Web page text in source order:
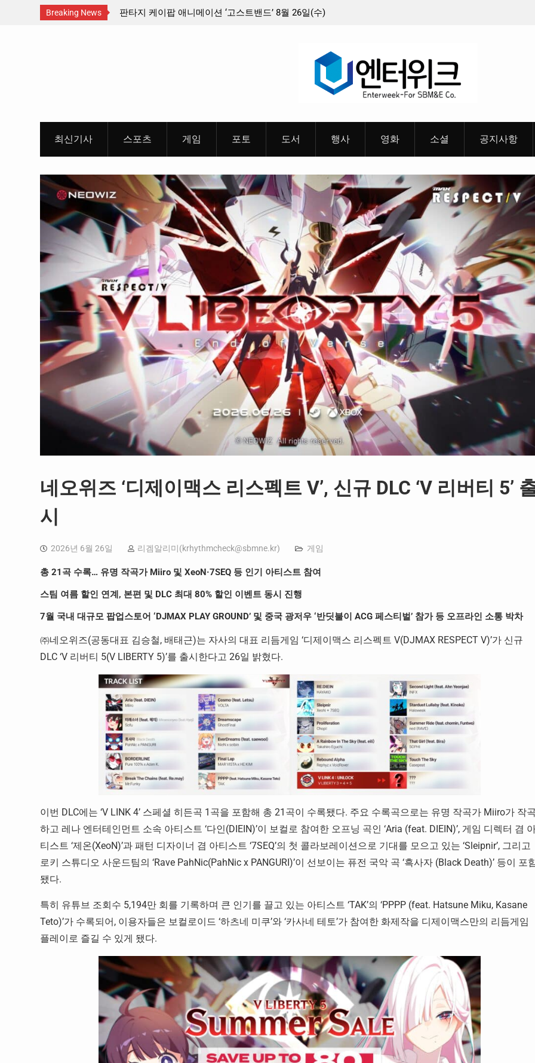
Breaking News
스트밴드’ 8월 26일(수)
충청 청소년이 만든 U대회 홍보 영상…최종 6편 선정
최신기사 스포츠 게임 포토 도서 행사 영화 소셜 공지사항
네오위즈 ‘디제이맥스 리스펙트 V’, 신규 DLC ‘V 리버티 5’
시
2026년 6월 26일 리겜알리미(krhythmcheck@sbmne.kr) 게임
총 21곡 수록… 유명 작곡가 Miiro 및 XeoN·7SEQ 등 인기 아티스트 참여
스팀 여름 할인 연계, 본편 및 DLC 최대 80% 할인 이벤트 동시 진행
7월 국내 대규모 팝업스토어 ‘DJMAX PLAY GROUND’ 및 중국 광저우 ‘반딧불이 ACG 페스티벌’ 참가 등 오프라인 소통 박차
㈜네오위즈(공동대표 김승철, 배태근)는 자사의 대표 리듬게임 ‘디제이맥스 리스펙트 V(DJMAX RESPECT V)’가 신규
DLC ‘V 리버티 5(V LIBERTY 5)’를 출시한다고 26일 밝혔다.
이번 DLC에는 ‘V LINK 4’ 스페셜 히든곡 1곡을 포함해 총 21곡이 수록됐다. 주요 수록곡으로는 유명 작곡가 Miiro가 작
하고 레나 엔터테인먼트 소속 아티스트 ‘다인(DIEIN)’이 보컬로 참여한 오프닝 곡인 ‘Aria (feat. DIEIN)’, 게임 디렉터 겸
티스트 ‘제온(XeoN)’과 패턴 디자이너 겸 아티스트 ‘7SEQ’의 첫 콜라보레이션으로 기대를 모으고 있는 ‘Sleipnir’, 그리고
로키 스튜디오 사운드팀의 ‘Rave PahNic(PahNic x PANGURI)’이 선보이는 퓨전 국악 곡 ‘흑사자 (Black Death)’ 등이 포
됐다.
특히 유튜브 조회수 5,194만 회를 기록하며 큰 인기를 끌고 있는 아티스트 ‘TAK’의 ‘PPPP (feat. Hatsune Miku, Kasane
Teto)’가 수록되어, 이용자들은 보컬로이드 ‘하츠네 미쿠’와 ‘카사네 테토’가 참여한 화제작을 디제이맥스만의 리듬게임
플레이로 즐길 수 있게 됐다.